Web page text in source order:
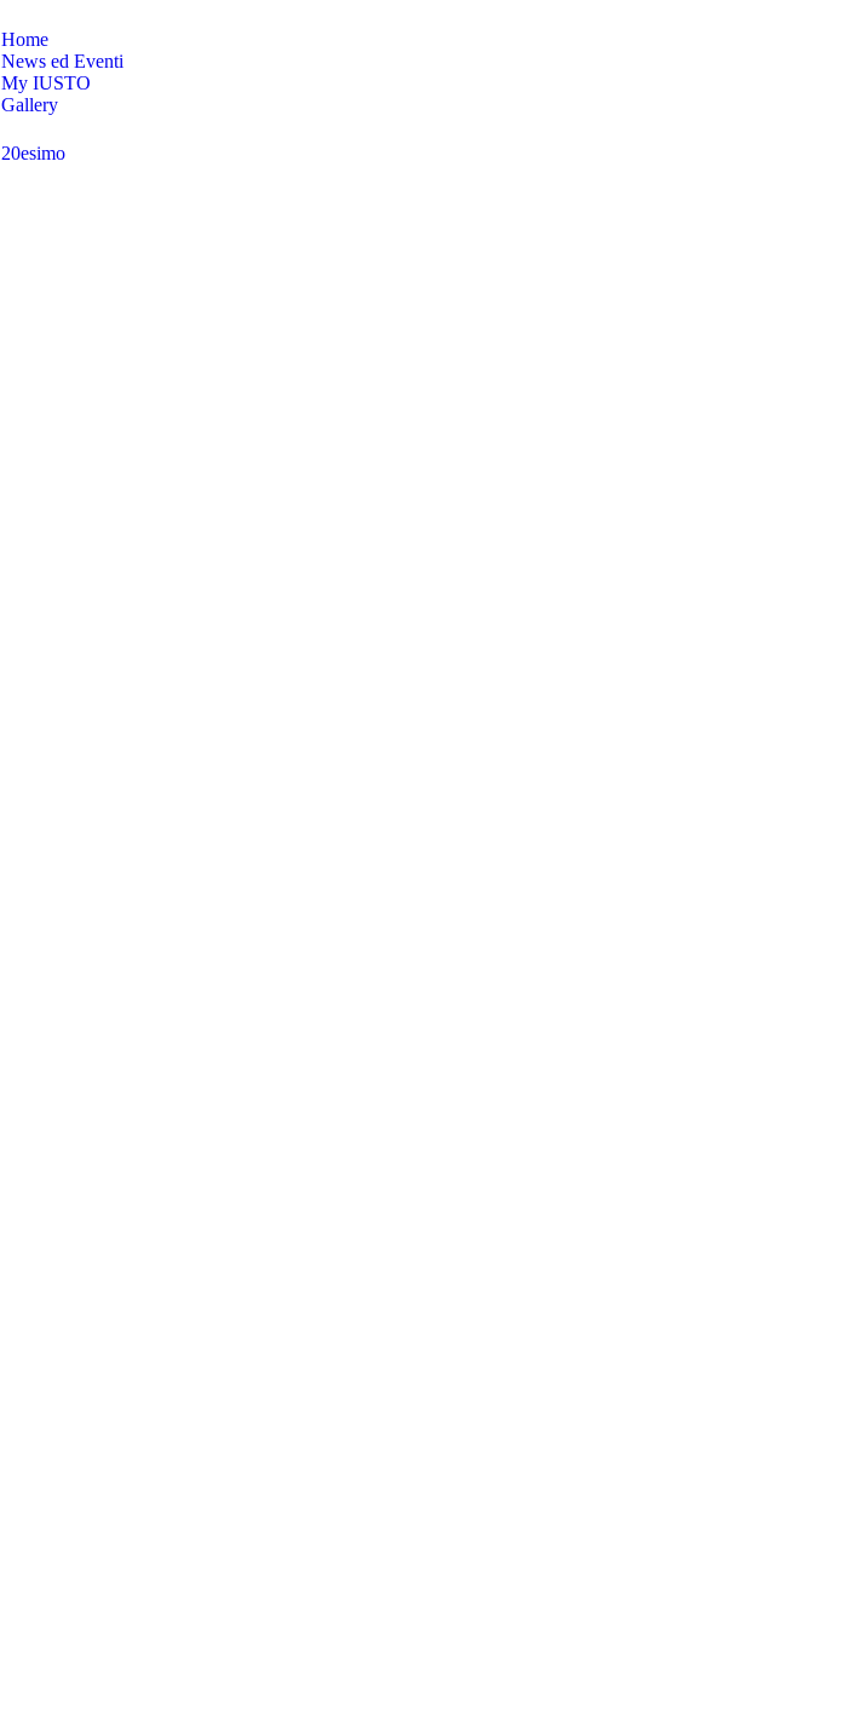
Home
News ed Eventi
My IUSTO
Gallery
20esimo